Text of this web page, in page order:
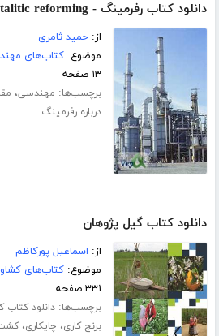
دانلود کتاب رفرمینگ - Katalitic reforming
از:حمید ثامری
موضوع:کتاب‌های
۱۳ صفحه
برچسب‌ها: مهندسی،
درباره رفرمینگ
دانلود کتاب گیل پژوهان
از: اسماعیل پورکاظم
موضوع:کتاب‌های
۳۳۱ صفحه
برچسب‌ها:دانلود کتاب
برنج کاری، چایکاری،